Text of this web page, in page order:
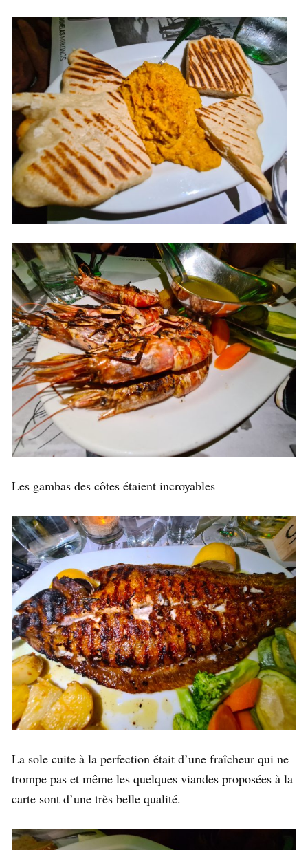
Les gambas des côtes étaient incroyables
La sole cuite à la perfection était d’une fraîcheur qui ne
trompe pas et même les quelques viandes proposées à la
carte sont d’une très belle qualité.